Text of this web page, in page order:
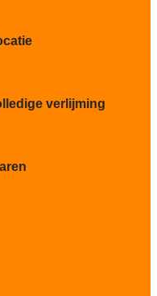
verlijming